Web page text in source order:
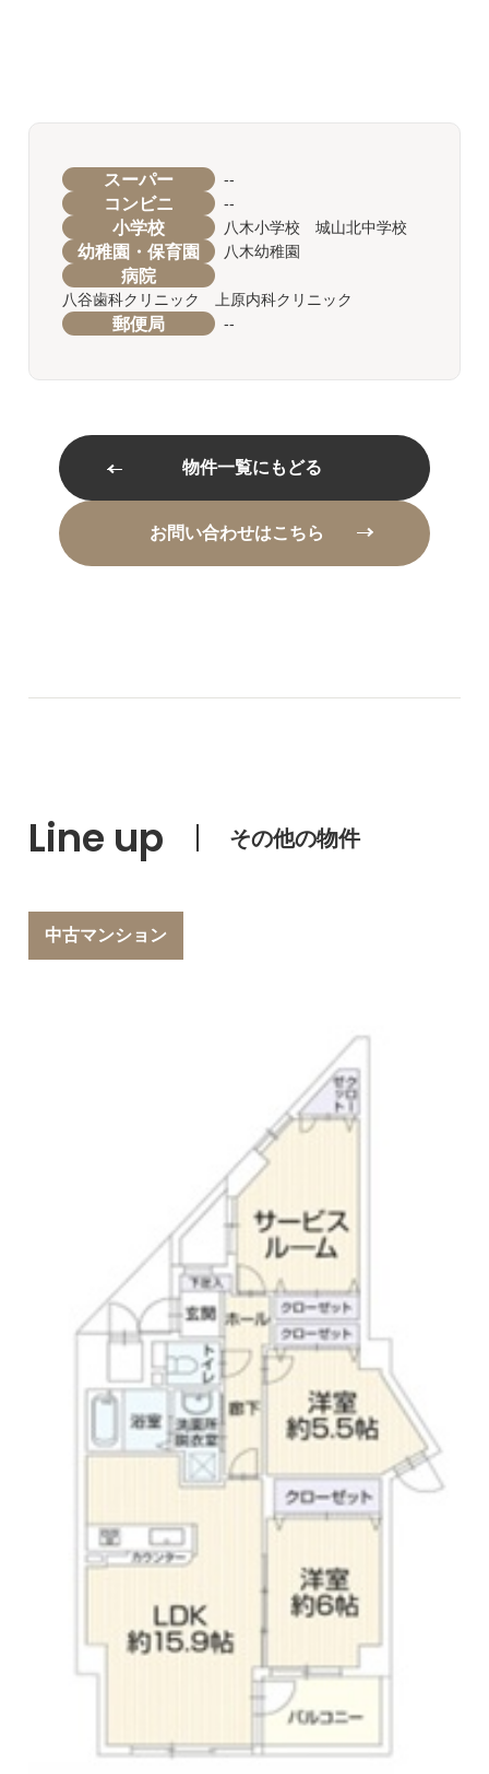
スーパー --
コンビニ --
小学校 八木小学校 城山北中学校
幼稚園・保育園 八木幼稚園
病院
八谷歯科クリニック 上原内科クリニック
郵便局 --
物件一覧にもどる
お問い合わせはこちら
Line up その他の物件
中古マンション